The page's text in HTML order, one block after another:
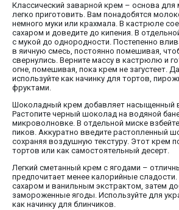
Классический заварной крем – основа для
легко приготовить. Вам понадобятся
немного муки или крахмала. В кастрюле
сахаром и доведите до кипения. В
с мукой до однородности. Постепенно
в яичную смесь, постоянно помешивая,
свернулись. Верните массу в кастрюлю и
огне, помешивая, пока крем не загустеет.
используйте как начинку для тортов,
фруктами.
Шоколадный крем добавляет насыщенный
Растопите черный шоколад на водяной
микроволновке. В отдельной миске
пиков. Аккуратно введите растопленный
сохраняя воздушную текстуру. Этот крем
тортов или как самостоятельный десерт.
Легкий сметанный крем с ягодами –
предпочитает менее калорийные
сахаром и ванильным экстрактом, затем
замороженные ягоды. Используйте для
как начинку для блинчиков.